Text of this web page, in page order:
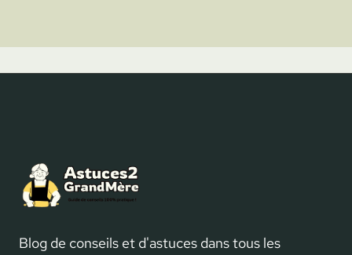
Blog de conseils et d'astuces dans tous les